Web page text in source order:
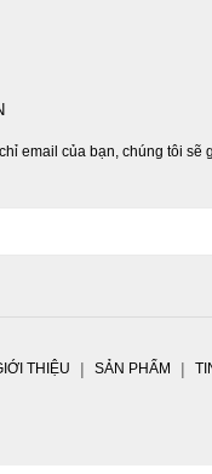
email của bạn, chúng tôi sẽ
THIỆU SẢN PHẨM